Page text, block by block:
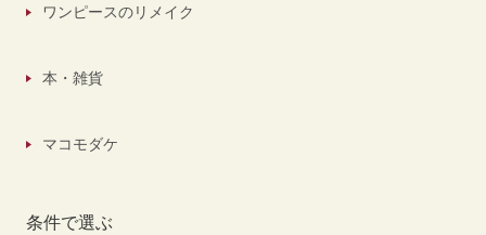
ワンピースのリメイク
本・雑貨
マコモダケ
条件で選ぶ